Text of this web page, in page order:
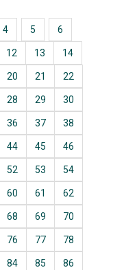
4 5 6
12 13 14
20 21 22
28 29 30
36 37 38
44 45 46
52 53 54
60 61 62
68 69 70
76 77 78
84 85 86